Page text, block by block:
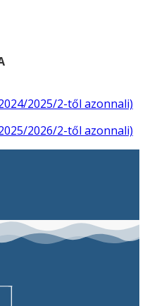
2025/2-től azonnali)
2026/2-től azonnali)